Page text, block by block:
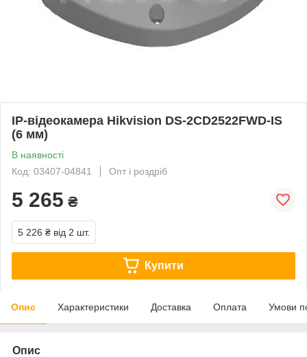
IP-відеокамера Hikvision DS-2CD2522FWD-IS
(6 мм)
В наявності
Код: 03407-04841
Опт і роздріб
5 265 ₴
5 226 ₴ від 2 шт.
Купити
Опис Характеристики Доставка Оплата Умови
Опис